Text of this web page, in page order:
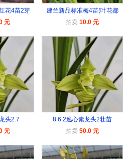
花4苗2芽
元
建兰新品标准梅4苗(叶花都
拍卖 10.0 元
头2.7
元
8.6.2逸心素龙头2壮苗
拍卖 50.0 元